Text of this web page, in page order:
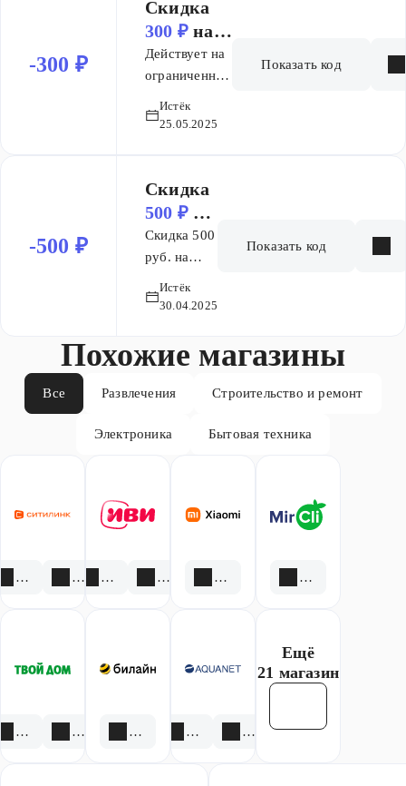
-300 ₽
Скидка
300 ₽на
заказ
Действует на
ограниченный
Истёк
25.05.2025
Показать код
-500 ₽
Скидка
500 ₽ на
заказ
Скидка 500
руб. на
набор!
Истёк
30.04.2025
Показать код
Похожие магазины
Все Развлечения Строительство и ремонт
Электроника Бытовая техника
3 акции 1 скидка1 акция 1 скидка 1 акция 1 скидка
4 акции 6 скидок 3 акции 4 акции 3 скидки
Ещё
21 магазин